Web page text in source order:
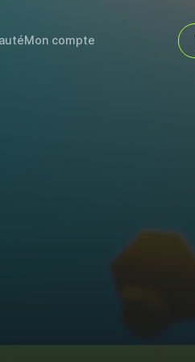
Mon compte